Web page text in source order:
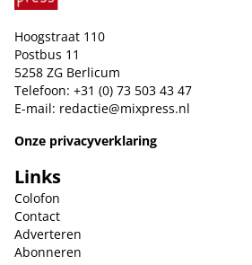
Hoogstraat 110
Postbus 11
5258 ZG Berlicum
Telefoon: +31 (0) 73 503 43 47
E-mail: redactie@mixpress.nl
Onze privacyverklaring
Links
Colofon
Contact
Adverteren
Abonneren